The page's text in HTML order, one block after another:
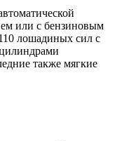
или с бензиновым
лошадиных сил с
также мягкие